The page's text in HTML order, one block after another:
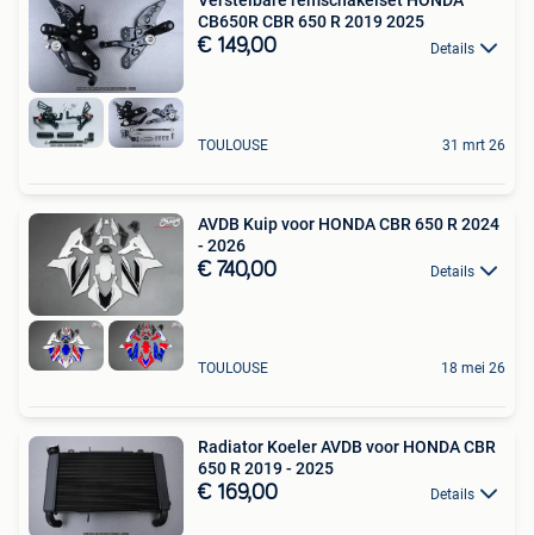
CB650R CBR 650 R 2019 2025
€ 149,00 Details
TOULOUSE 31 mrt 26
AVDB Kuip voor HONDA CBR 650 R 2024
- 2026
€ 740,00 Details
TOULOUSE 18 mei 26
Radiator Koeler AVDB voor HONDA CBR
650 R 2019 - 2025
€ 169,00 Details